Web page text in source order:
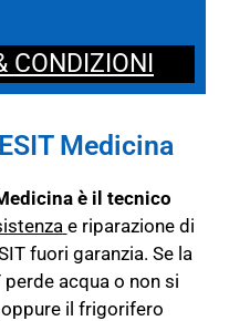
CONDIZIONI
Medicina
è il tecnico
e riparazione di
fuori garanzia. Se la
acqua o non si
il frigorifero